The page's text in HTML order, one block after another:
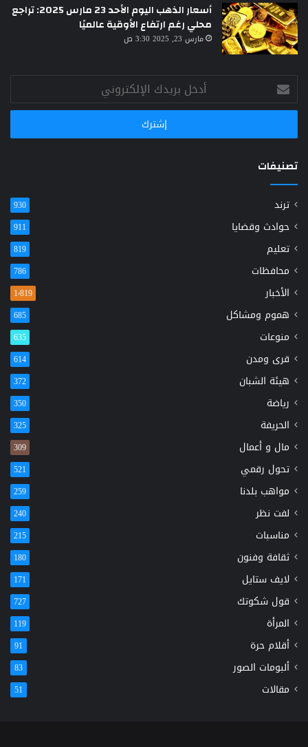
أسعار الذهب اليوم الأحد 23 مارس 2025: تراجع
محلي رغم ارتفاع الأوقية عالميًا
مارس 23, 2025 3:30 ص
أدخل
بريدك
الإلكتروني
تصنيفات
ترند 930
حوادث وقضايا 911
تعليم 819
محافظات 786
الأخبار 1٬819
هموم ومشاكل 685
منوعات 635
قرى ومدن 614
هيئة الشبان 372
رياضة 350
الحريفة 325
مال و أعمال 309
تحول رقمي 521
مواهب بلدنا 259
لفت نظر 240
مناسبات 215
ثقافة وفنون 180
لايف ستايل 171
قول شكوتك 727
المرأة 119
أقلام حرة 91
ألبومات الصور 83
مقالات 51